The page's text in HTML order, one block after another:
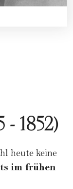
- 1852)
heute keine
im frühen